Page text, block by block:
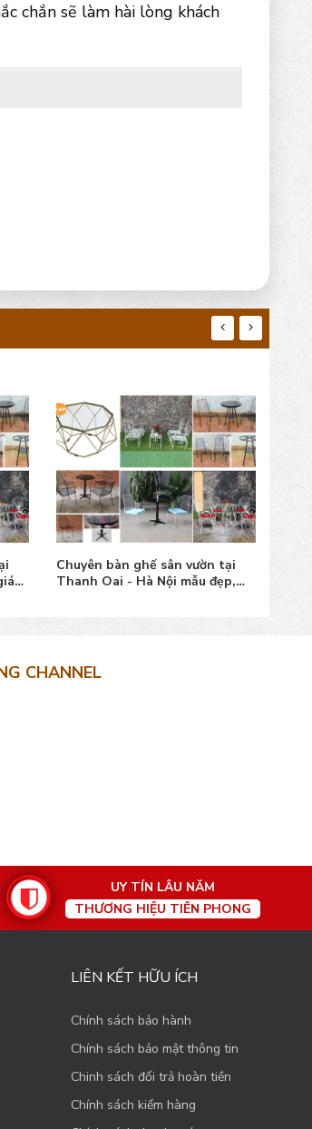
chắn sẽ làm hài lòng khách
Chuyên bàn ghế sân vườn tại
Thanh Oai - Hà Nội mẫu đẹp,
CHANNEL
UY TÍN LÂU NĂM
THƯƠNG HIỆU TIÊN PHONG
LIÊN KẾT HỮU ÍCH
Chính sách bảo hành
Chính sách bảo mật thông tin
Chinh sách đổi trả hoàn tiền
Chính sách kiểm hàng